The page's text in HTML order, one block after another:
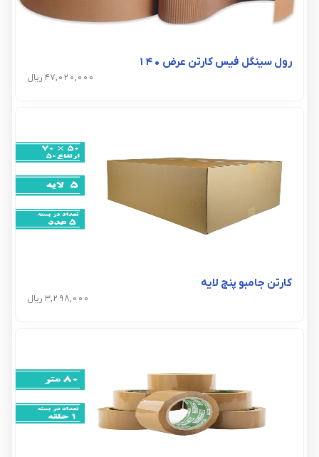
رول سینگل فیس کارتن عرض ۱۴۰
47,020,000 ریال
کارتن جامبو پنج لایه
3,298,000 ریال